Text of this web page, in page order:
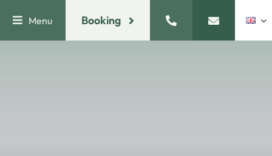
Menu Booking